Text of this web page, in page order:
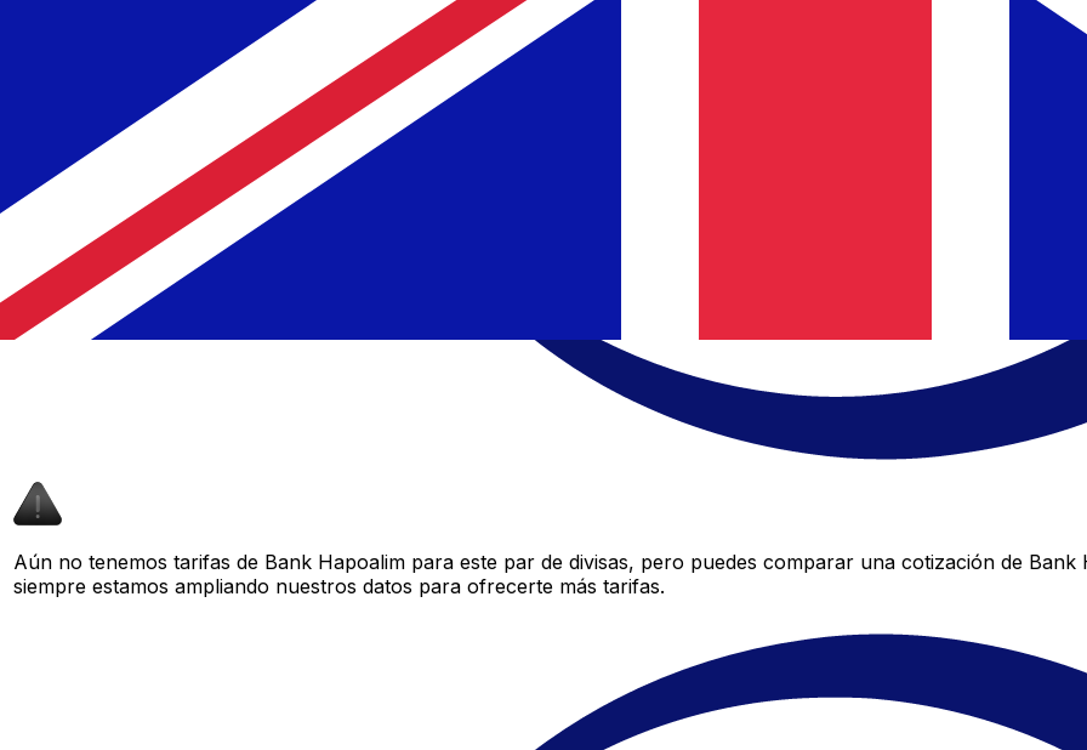
Aún no tenemos tarifas de Bank Hapoalim para este par de divisas, pero puedes comparar una cotización de
siempre estamos ampliando nuestros datos para ofrecerte más tarifas.